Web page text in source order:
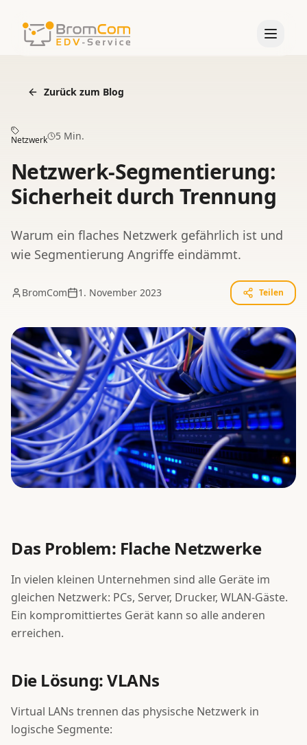
Managed Services
IT-Sicherheit
Virtualisierung
DATEV-Betreuung
BCSO
Referenzen
Blog
Über uns
Kontakt
+49 (0) 2824 133918 0
Kostenloses Erstgespräch
Zurück zum Blog
Netzwerk 5 Min.
Netzwerk-Segmentierung:
Sicherheit durch Trennung
Warum ein flaches Netzwerk gefährlich ist und
wie Segmentierung Angriffe eindämmt.
BromCom 1. November 2023 Teilen
Das Problem: Flache Netzwerke
In vielen kleinen Unternehmen sind alle Geräte im
gleichen Netzwerk: PCs, Server, Drucker, WLAN-Gäste.
Ein kompromittiertes Gerät kann so alle anderen
erreichen.
Die Lösung: VLANs
Virtual LANs trennen das physische Netzwerk in
logische Segmente: